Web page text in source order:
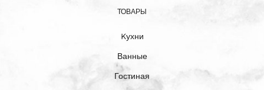
ТОВАРЫ
Kухни
Ванные
Гостиная